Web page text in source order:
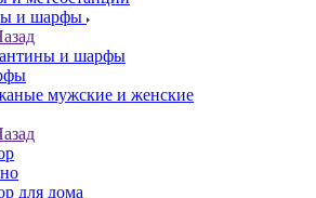
и шарфы
и шарфы
мужские и женские
для дома